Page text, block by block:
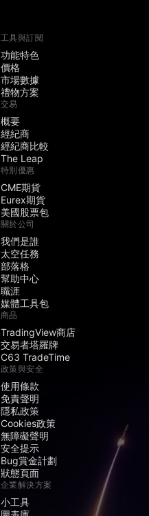
工具與訂閱
功能特色
價格
市場數據
禮物方案
交易
概要
經紀商
經紀商比較
The Leap
特別優惠
CME期貨
Eurex期貨
美國股票包
關於公司
我們是誰
太空任務
部落格
幫助中心
職涯
媒體工具包
商品
TradingView商店
交易者塔羅牌
C63 TradeTime
政策與安全
使用條款
免責聲明
隱私政策
Cookies政策
無障礙聲明
安全提示
Bug賞金計劃
狀態頁面
企業解決方案
小工具